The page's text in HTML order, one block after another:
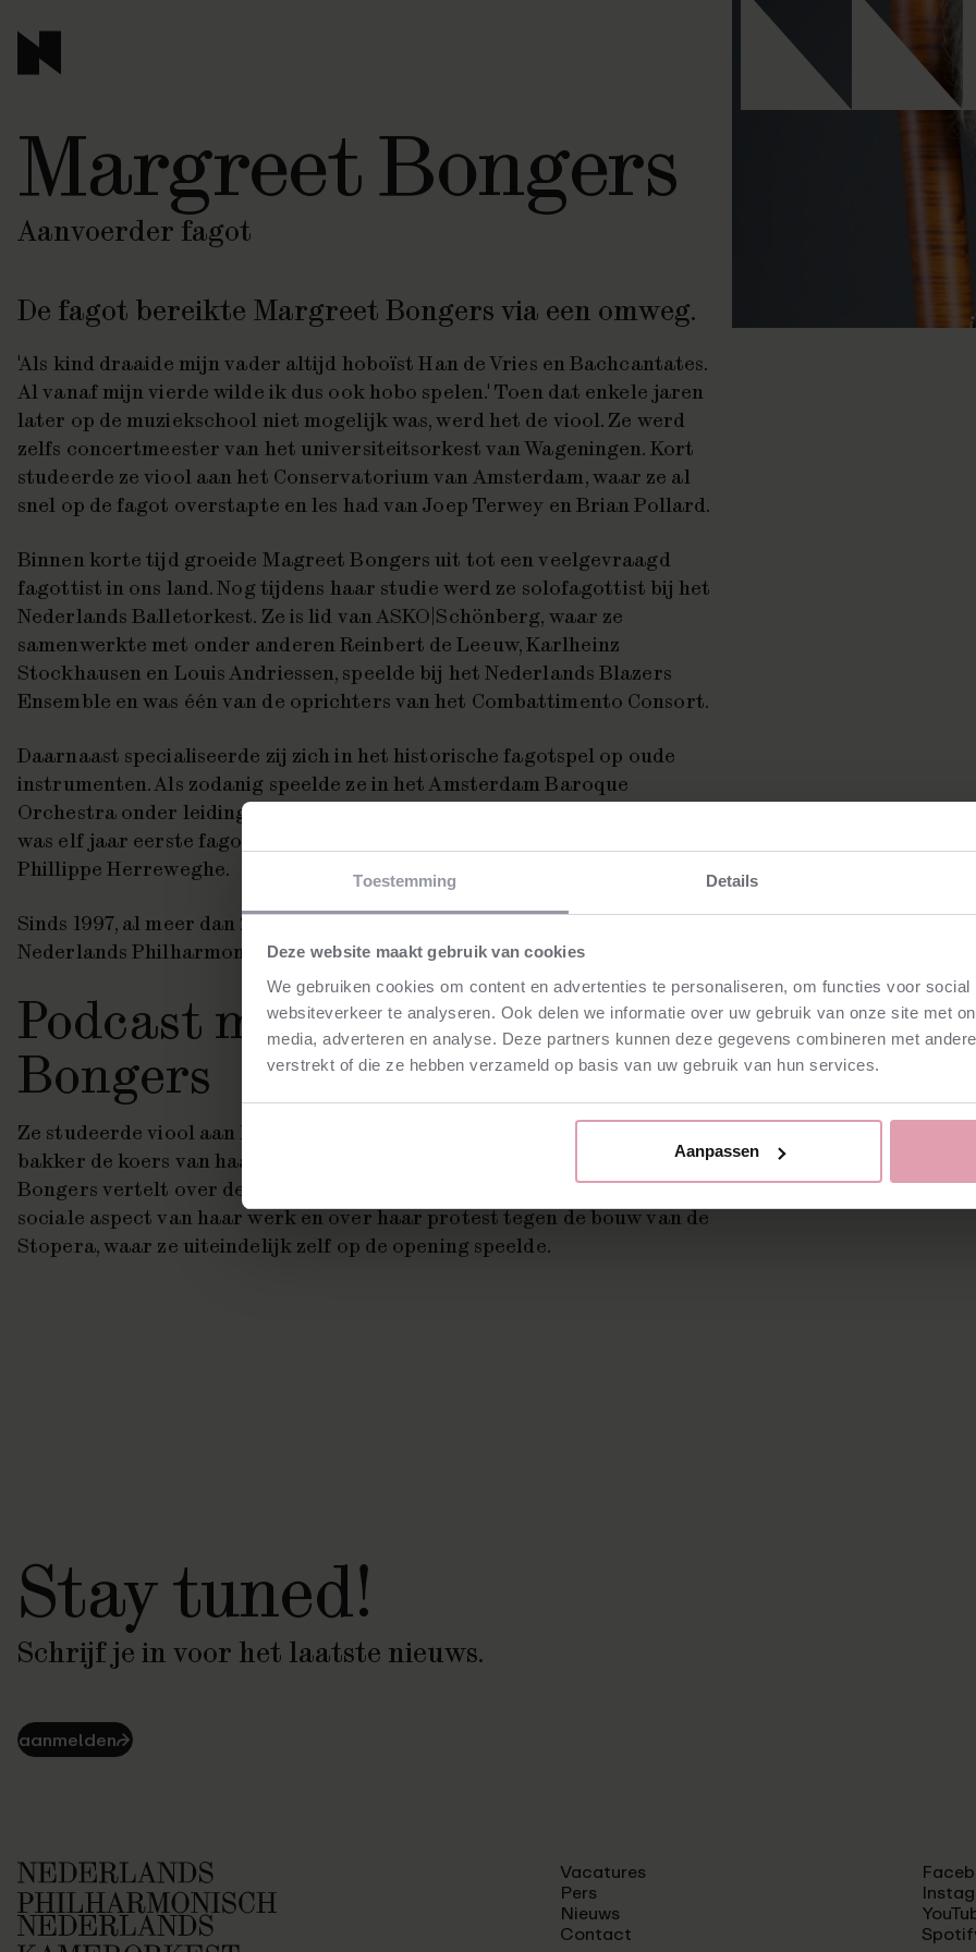
Toestemming Details
Deze website maakt gebruik van cookies
We gebruiken cookies om content en advertenties te personaliseren, om functies voor
websiteverkeer te analyseren. Ook delen we informatie over uw gebruik van onze site met
media, adverteren en analyse. Deze partners kunnen deze gegevens combineren met
verstrekt of die ze hebben verzameld op basis van uw gebruik van hun services.
Aanpassen
Margreet Bongers
Aanvoerder fagot
De fagot bereikte Margreet Bongers via een omweg.
'Als kind draaide mijn vader altijd hoboïst Han de Vries en Bachcantates.
Al vanaf mijn vierde wilde ik dus ook hobo spelen.' Toen dat enkele jaren
later op de muziekschool niet mogelijk was, werd het de viool. Ze werd
zelfs concertmeester van het universiteitsorkest van Wageningen. Kort
studeerde ze viool aan het Conservatorium van Amsterdam, waar ze al
snel op de fagot overstapte en les had van Joep Terwey en Brian Pollard.
Binnen korte tijd groeide Magreet Bongers uit tot een veelgevraagd
fagottist in ons land. Nog tijdens haar studie werd ze solofagottist bij het
Nederlands Balletorkest. Ze is lid van ASKO|Schönberg, waar ze
samenwerkte met onder anderen Reinbert de Leeuw, Karlheinz
Stockhausen en Louis Andriessen, speelde bij het Nederlands Blazers
Ensemble en was één van de oprichters van het Combattimento Consort.
Daarnaast specialiseerde zij zich in het historische fagotspel op oude
instrumenten. Als zodanig speelde ze in het Amsterdam Baroque
Orchestra onder leiding van Ton Koopman, het Collegium Vocale Gent en
was elf jaar eerste fagottist bij het Orchestre de Champs Elysees onder
Phillippe Herreweghe.
Sinds 1997, al meer dan 20 jaar, is Margreet Bongers solofagottist bij het
Nederlands Philharmonisch.
Podcast met Margreet
Bongers
Ze studeerde viool aan het conservatorium toen een fietsritje naar de
bakker de koers van haar muzikale carrière veranderde. Margreet
Bongers vertelt over deze bijzondere ontmoeting bij het stoplicht, het
sociale aspect van haar werk en over haar protest tegen de bouw van de
Stopera, waar ze uiteindelijk zelf op de opening speelde.
Stay tuned!
Schrijf je in voor het laatste nieuws.
aanmelden⮫
Vacatures
Pers
Nieuws
Contact